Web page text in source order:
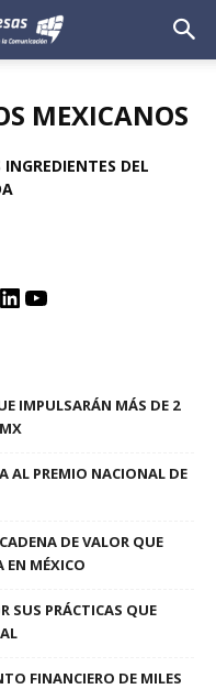
MEXICANOS
DEL
LinkedIn
YouTube
IMPULSARÁN MÁS DE 2
AL PREMIO NACIONAL DE
DE VALOR QUE
EN MÉXICO
SUS PRÁCTICAS QUE
FINANCIERO DE MILES